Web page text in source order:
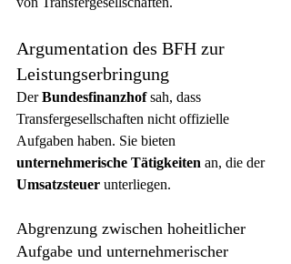
Argumentation des BFH zur
Leistungserbringung
Der Bundesfinanzhof sah, dass
Transfergesellschaften nicht offizielle
Aufgaben haben. Sie bieten
unternehmerische Tätigkeiten an, die der
Umsatzsteuer unterliegen.
Abgrenzung zwischen hoheitlicher
Aufgabe und unternehmerischer